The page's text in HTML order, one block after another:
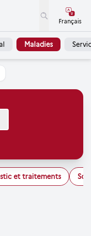
Français
Maladies
et traitements